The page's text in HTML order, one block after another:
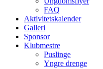
FAQ
Aktivitetskalender
Galleri
Sponsor
Klubmestre
Puslinge
Yngre drenge